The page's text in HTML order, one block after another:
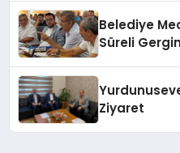
Belediye
Süreli
Ziyaret